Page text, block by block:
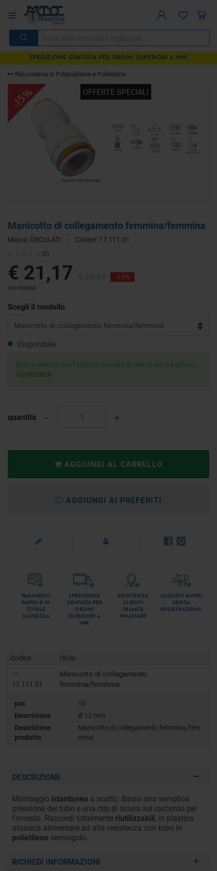
SPEDIZIONE GRATUITA PER ORDINI SUPERIORI A 199€
Raccorderia in Polipropilene e Polietilene
OFFERTE SPECIALI
-15%
Manicotto di collegamento femmina/femmina
Marca: OSCULATI - Codice: 17.111.01
(0)
€ 21,17 -15%
iva inclusa
Scegli il modello
Disponibile
Ordina entro le ore 12:00 per ricevere la merce entro il giorno
12/08/2026
quantità
AGGIUNGI AL CARRELLO
AGGIUNGI AI PREFERITI
PAGAMENTI
RAPIDI E IN
TOTALE
SCUREZZA
SPEDIZIONE
GRATUITA PER
ORDINI
SUPERIORI A
199€
ASSISTENZA
CLIENTI
TRAMITE
WHATSAPP
ACQUISTI RAPIDI
SENZA
REGISTRAZIONE
Codice Titolo
17.111.01
Manicotto di collegamento
femmina/femmina
pcs
10
Descrizione
Ø 12 mm
Descrizione
prodotto
Manicotto di collegamento femmina/fem
mina
DESCRIZIONE
Montaggio istantaneo a scatto. Basta una semplice
pressione del tubo e una clip di sicura sul raccordo per
l’innesto. Raccordi totalmente riutilizzabili, in plastica
atossica alimentare ad alta resistenza con tubo in
polietilene semirigido.
RICHIEDI INFORMAZIONI